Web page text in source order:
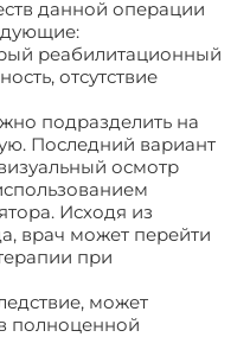
данной операции
реабилитационный
отсутствие
подразделить на
Последний вариант
осмотр
Исходя из
врач может перейти
при
может
полноценной